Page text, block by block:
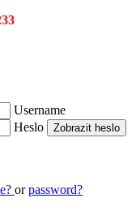
Username
Heslo
Zobrazit heslo
orpassword?